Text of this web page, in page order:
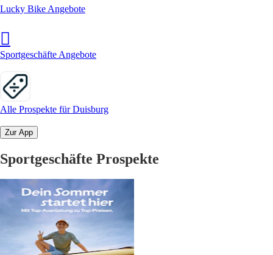
Lucky Bike Angebote
Sportgeschäfte Angebote
Alle Prospekte für Duisburg
Zur App
Sportgeschäfte Prospekte